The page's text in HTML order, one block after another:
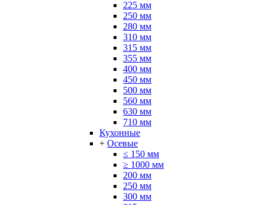
225 мм
250 мм
280 мм
310 мм
315 мм
355 мм
400 мм
450 мм
500 мм
560 мм
630 мм
710 мм
Кухонные
+ Осевые
≤ 150 мм
≥ 1000 мм
200 мм
250 мм
300 мм